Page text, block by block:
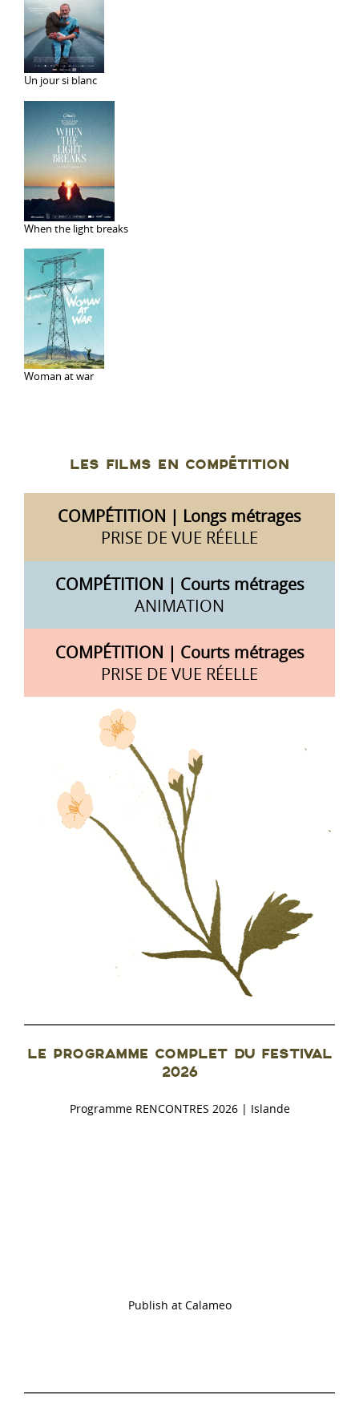
Un jour si blanc
When the light breaks
Woman at war
LES FILMS EN COMPÉTITION
COMPÉTITION | Longs métrages
PRISE DE VUE RÉELLE
COMPÉTITION | Courts métrages
ANIMATION
COMPÉTITION | Courts métrages
PRISE DE VUE RÉELLE
LE PROGRAMME COMPLET DU FESTIVAL
2026
Programme RENCONTRES 2026 | Islande
Publish at Calameo